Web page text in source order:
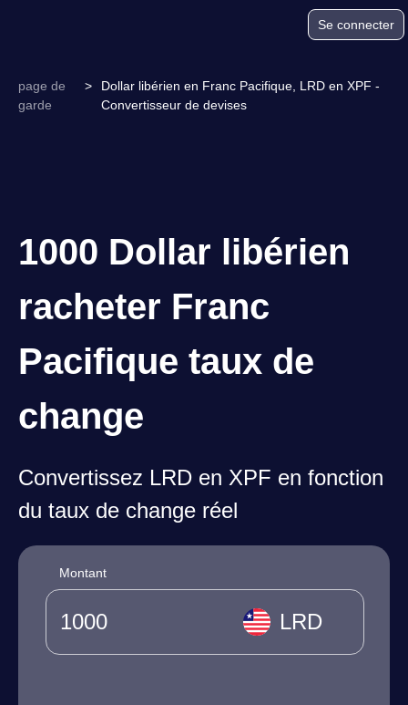
Se connecter
page de
garde
>
Dollar libérien en Franc Pacifique, LRD en XPF -
Convertisseur de devises
1000 Dollar libérien
racheter Franc
Pacifique taux de
change
Convertissez LRD en XPF en fonction
du taux de change réel
Montant
LRD